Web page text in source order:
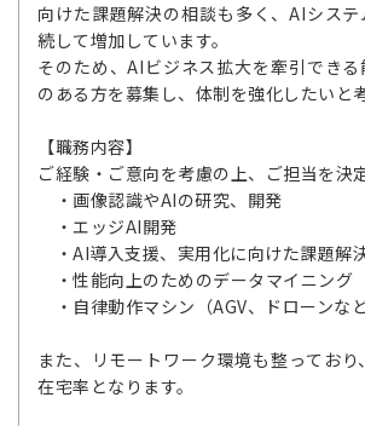
向けた課題解決の相談も多く、AIシス
続して増加しています。
そのため、AIビジネス拡大を牽引でき
のある方を募集し、体制を強化したいと
【職務内容】
ご経験・ご意向を考慮の上、ご担当を決
・画像認識やAIの研究、開発
・エッジAI開発
・AI導入支援、実用化に向けた課題解
・性能向上のためのデータマイニング
・自律動作マシン（AGV、ドローンな
また、リモートワーク環境も整ってお
在宅率となります。